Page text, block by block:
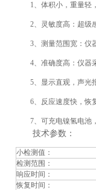
1、体积小，重量轻，
2、灵敏度高：超级感
3、测量范围宽：仪器
4、准确度高：仪器采
5、显示直观，声光报
6、反应速度快，恢复
7、可充电镍氢电池，
技术参数：
小检测值：
检测范围：
响应时间：
恢复时间：